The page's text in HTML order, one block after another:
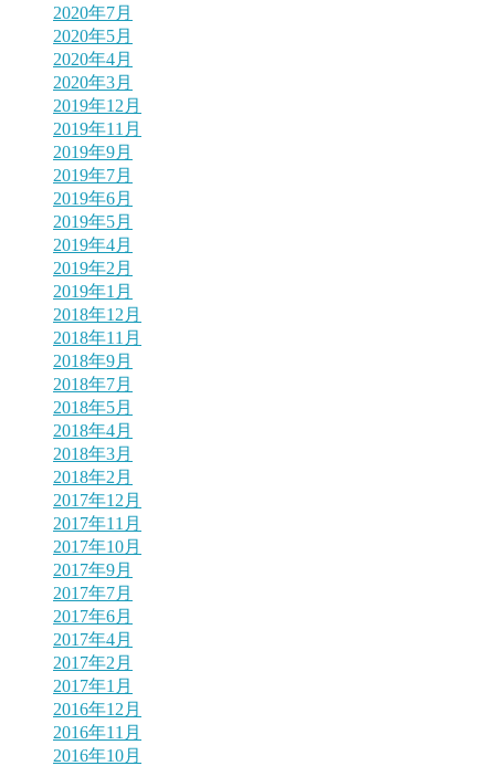
2020年7月
2020年5月
2020年4月
2020年3月
2019年12月
2019年11月
2019年9月
2019年7月
2019年6月
2019年5月
2019年4月
2019年2月
2019年1月
2018年12月
2018年11月
2018年9月
2018年7月
2018年5月
2018年4月
2018年3月
2018年2月
2017年12月
2017年11月
2017年10月
2017年9月
2017年7月
2017年6月
2017年4月
2017年2月
2017年1月
2016年12月
2016年11月
2016年10月